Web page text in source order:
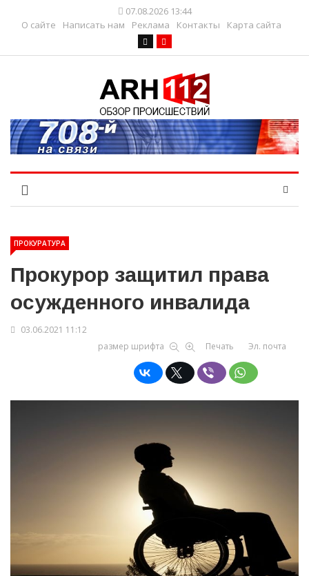
07.08.2026 13:44
О сайте
Написать нам Реклама Контакты Карта сайта
ПРОКУРАТУРА
Прокурор защитил права
осужденного инвалида
03.06.2021 11:12
размер шрифта
Печать Эл. почта